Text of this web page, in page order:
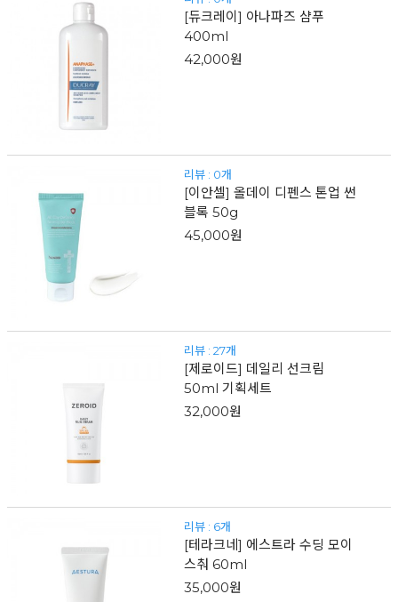
[듀크레이] 아나파즈 샴푸
400ml
42,000원
리뷰 : 0개
[이안셀] 올데이 디펜스 톤업 썬
블록 50g
45,000원
리뷰 : 27개
[제로이드] 데일리 선크림
50ml 기획세트
32,000원
리뷰 : 6개
[테라크네] 에스트라 수딩 모이
스춰 60ml
35,000원